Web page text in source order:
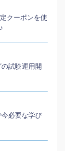
クーポンを使
試験運用開
必要な学び